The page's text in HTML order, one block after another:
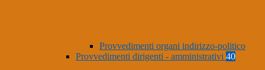
Provvedimenti organi indirizzo-politico
Provvedimenti dirigenti - amministrativi 40